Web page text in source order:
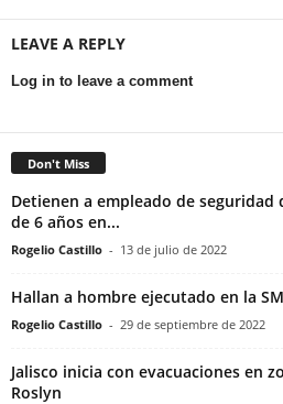
LEAVE A REPLY
Log in to leave a comment
Don't Miss
Detienen a empleado de seguridad
de 6 años en...
Rogelio Castillo - 13 de julio de 2022
Hallan a hombre ejecutado en la
Rogelio Castillo - 29 de septiembre de 2022
Jalisco inicia con evacuaciones en
Roslyn